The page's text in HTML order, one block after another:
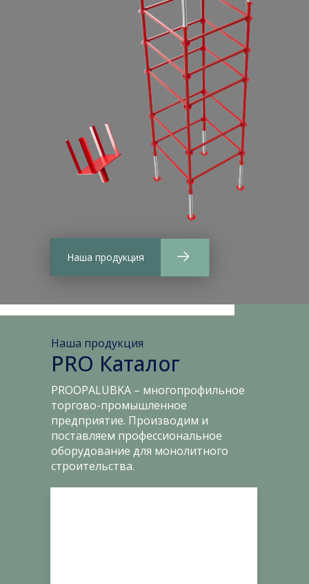
Наша продукция
PROOPALUBKA – многопрофильное
торгово-промышленное
предприятие. Производим и
поставляем профессиональное
оборудование для монолитного
строительства.
PRO Каталог
Наша продукция